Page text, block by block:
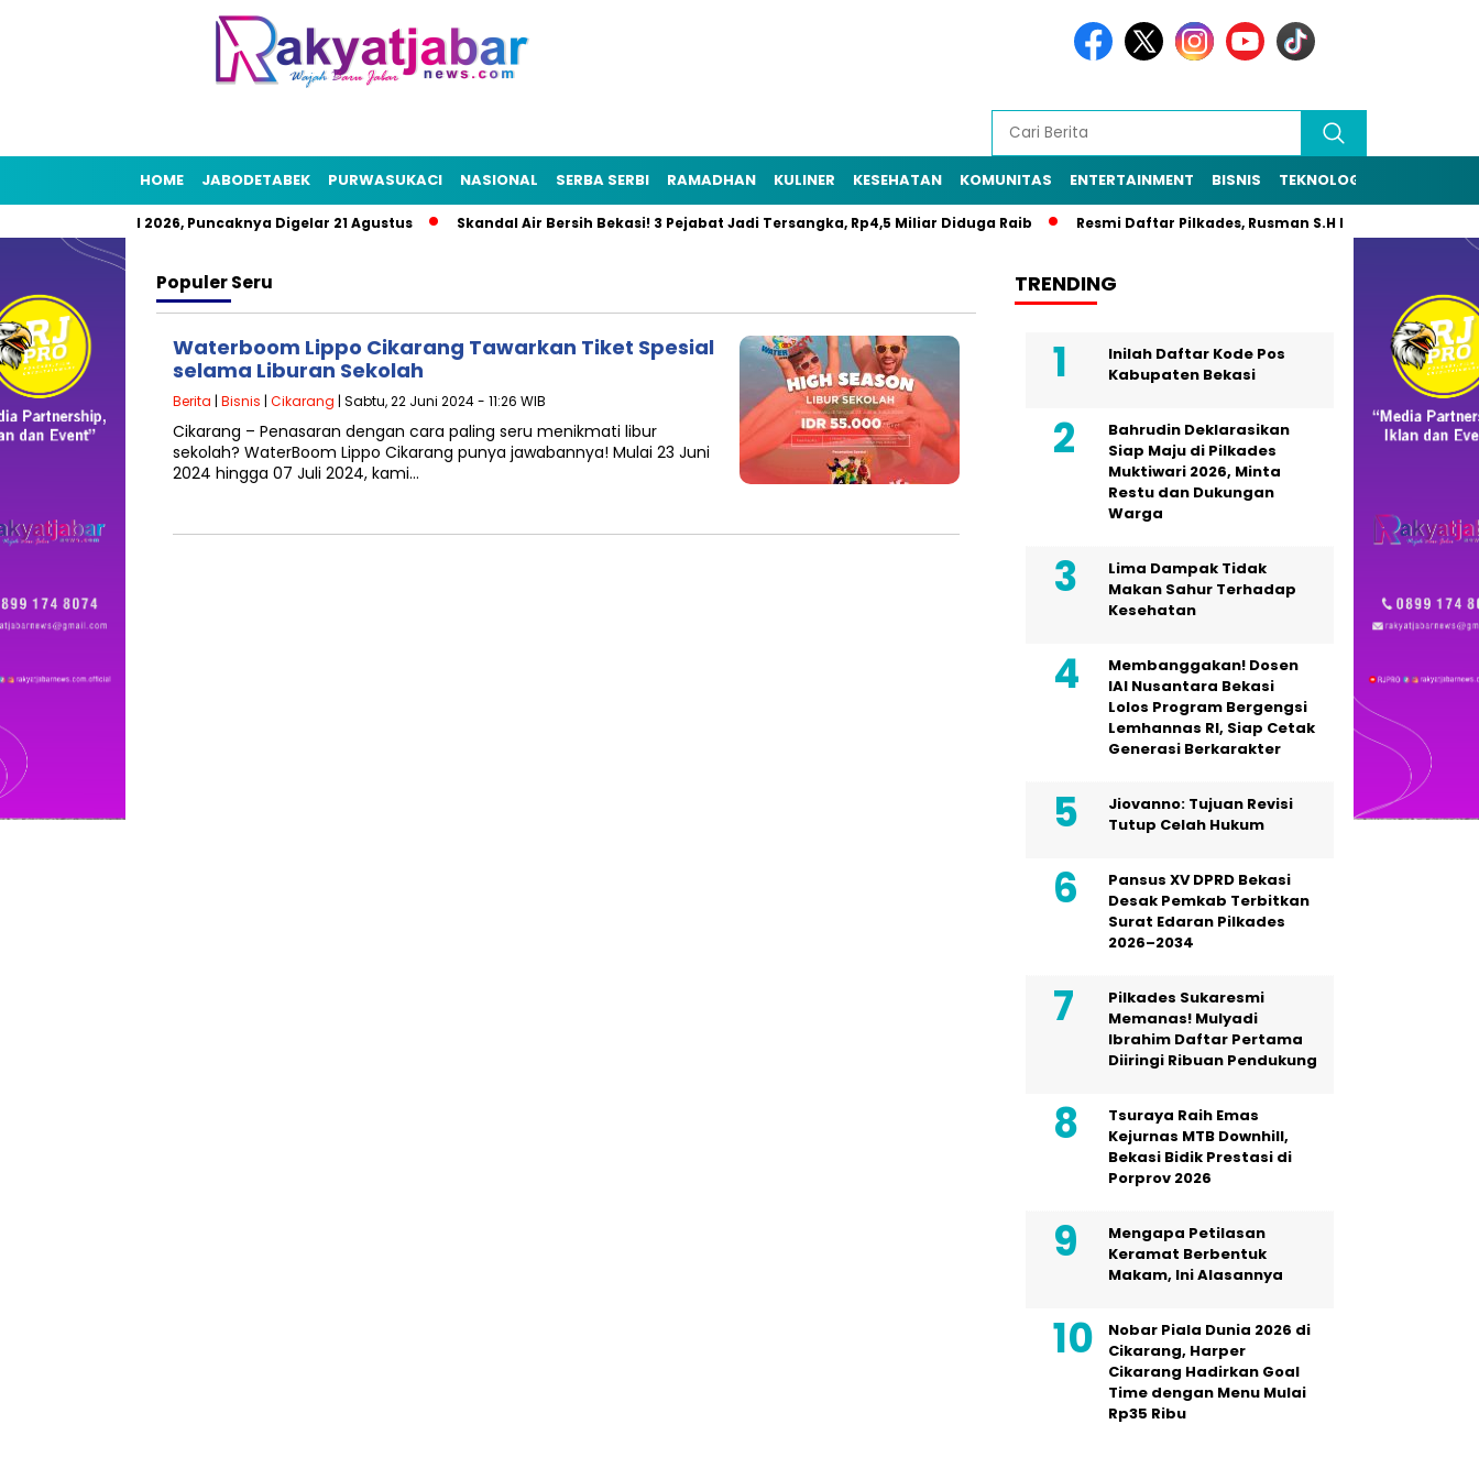
HOME JABODETABEK PURWASUKACI NASIONAL SERBA SERBI RAMADHAN KULINER KESEHATAN KOMUNITAS ENTERTAINMENT BISNIS TEKNOLOGI
Rakyat HUT RI 2026, Puncaknya Digelar 21 Agustus Skandal Air Bersih Bekasi! 3 Pejabat Jadi Tersangka, Rp4,5 Miliar Diduga Raib Resmi Daftar Pilkades, Rusman S.H Diantar Sekitar
PopulerSeru
Waterboom Lippo Cikarang Tawarkan Tiket Spesial
selama Liburan Sekolah
Berita | Bisnis | Cikarang | Sabtu, 22 Juni 2024 - 11:26 WIB
Cikarang – Penasaran dengan cara paling seru menikmati libur
sekolah? WaterBoom Lippo Cikarang punya jawabannya! Mulai 23 Juni
2024 hingga 07 Juli 2024, kami…
TRENDING
Inilah Daftar Kode Pos
Kabupaten Bekasi
Bahrudin Deklarasikan
Siap Maju di Pilkades
Muktiwari 2026, Minta
Restu dan Dukungan
Warga
Lima Dampak Tidak
Makan Sahur Terhadap
Kesehatan
Membanggakan! Dosen
IAI Nusantara Bekasi
Lolos Program Bergengsi
Lemhannas RI, Siap Cetak
Generasi Berkarakter
Jiovanno: Tujuan Revisi
Tutup Celah Hukum
Pansus XV DPRD Bekasi
Desak Pemkab Terbitkan
Surat Edaran Pilkades
2026–2034
Pilkades Sukaresmi
Memanas! Mulyadi
Ibrahim Daftar Pertama
Diiringi Ribuan Pendukung
Tsuraya Raih Emas
Kejurnas MTB Downhill,
Bekasi Bidik Prestasi di
Porprov 2026
Mengapa Petilasan
Keramat Berbentuk
Makam, Ini Alasannya
Nobar Piala Dunia 2026 di
Cikarang, Harper
Cikarang Hadirkan Goal
Time dengan Menu Mulai
Rp35 Ribu